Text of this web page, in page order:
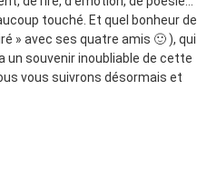
touché. Et quel bonheur de
» avec ses quatre amis 🙂 ), qui
un souvenir inoubliable de cette
vous suivrons désormais et